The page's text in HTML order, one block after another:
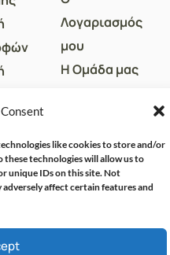
like cookies to store and/or
technologies will allow us to
unique IDs on this site. Not
affect certain features and
Λογαριασμός
μου
Η Ομάδα μας